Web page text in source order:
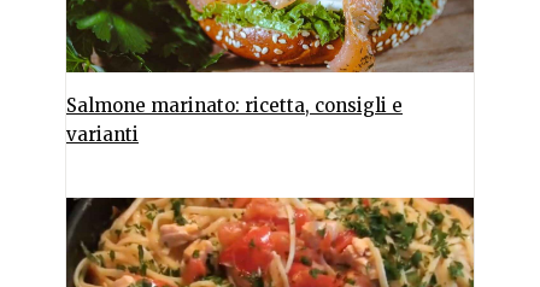
Salmone marinato: ricetta, consigli e
varianti